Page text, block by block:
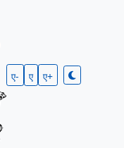
ए- ए ए+